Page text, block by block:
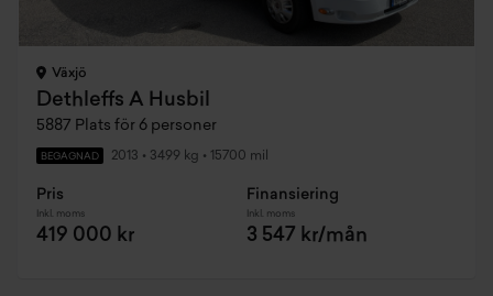
Växjö
Dethleffs A Husbil
5887 Plats för 6 personer
BEGAGNAD 2013 • 3499 kg • 15700 mil
Pris
Inkl. moms
419 000 kr
Finansiering
Inkl. moms
3 547 kr/mån